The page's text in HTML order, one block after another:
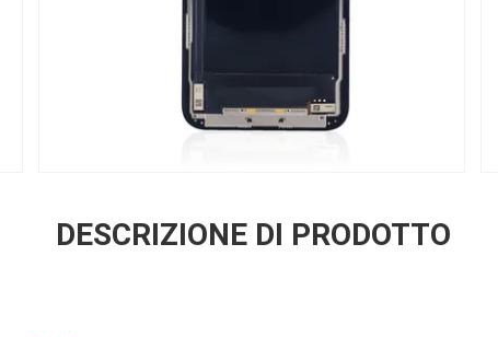
DESCRIZIONE DI PRODOTTO